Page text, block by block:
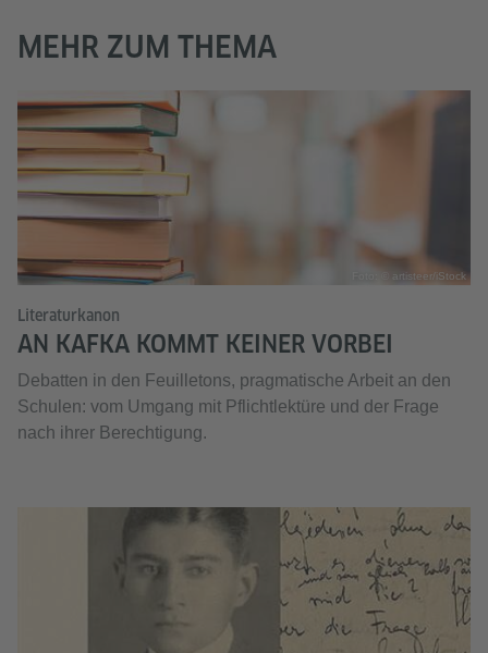
MEHR ZUM THEMA
Foto: © artisteer/iStock
Literaturkanon
AN KAFKA KOMMT KEINER VORBEI
Debatten in den Feuilletons, pragmatische Arbeit an den
Schulen: vom Umgang mit Pflichtlektüre und der Frage
nach ihrer Berechtigung.